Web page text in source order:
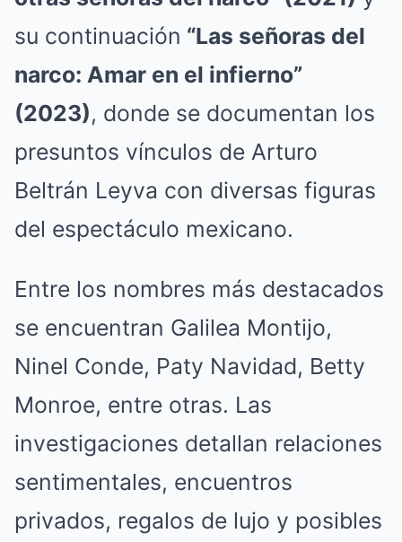
su continuación “Las señoras del
narco: Amar en el infierno”
(2023), donde se documentan los
presuntos vínculos de Arturo
Beltrán Leyva con diversas figuras
del espectáculo mexicano.
Entre los nombres más destacados
se encuentran Galilea Montijo,
Ninel Conde, Paty Navidad, Betty
Monroe, entre otras. Las
investigaciones detallan relaciones
sentimentales, encuentros
privados, regalos de lujo y posibles